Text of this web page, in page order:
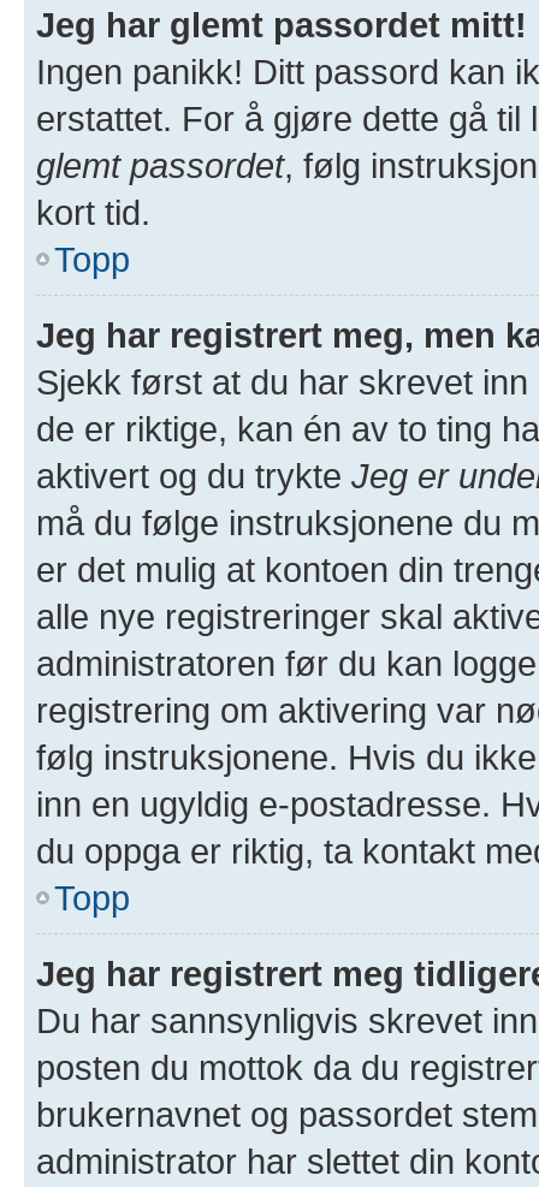
Jeg har glemt passordet mitt!
Ingen panikk! Ditt passord kan
erstattet. For å gjøre dette gå
glemt passordet, følg
kort tid.
Topp
Jeg har registrert meg, men
Sjekk først at du har skrevet
de er riktige, kan én av to ting
aktivert og du trykte Jeg er
må du følge instruksjonene du
er det mulig at kontoen din
alle nye registreringer skal
administratoren før du kan
registrering om aktivering var
følg instruksjonene. Hvis du
inn en ugyldig e-postadresse.
du oppga er riktig, ta kontakt
Topp
Jeg har registrert meg
Du har sannsynligvis skrevet
posten du mottok da du
brukernavnet og passordet
administrator har slettet din